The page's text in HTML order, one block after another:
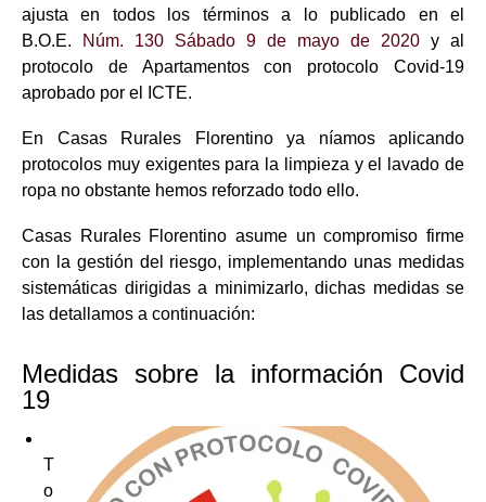
ajusta en todos los términos a lo publicado en el
B.O.E.
Núm. 130 Sábado 9 de mayo de 2020 y al
protocolo de Apartamentos con protocolo Covid-19
aprobado por el ICTE.
En Casas Rurales Florentino ya níamos aplicando
protocolos muy exigentes para la limpieza y el lavado de
ropa no obstante hemos reforzado todo ello.
Casas Rurales Florentino asume un compromiso firme
con la gestión del riesgo, implementando unas medidas
sistemáticas dirigidas a minimizarlo, dichas medidas se
las detallamos a continuación:
Medidas sobre la información Covid
19
T
o